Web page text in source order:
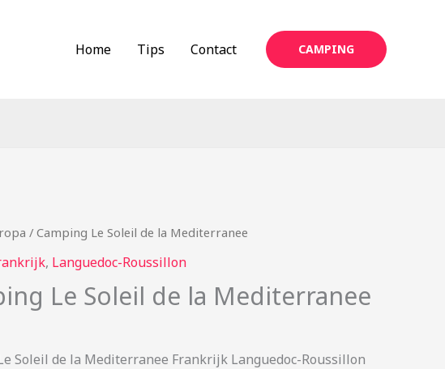
Home Tips Contact CAMPING
/ Camping Le Soleil de la Mediterranee
, Languedoc-Roussillon
Le Soleil de la Mediterranee
Soleil de la Mediterranee Frankrijk Languedoc-Roussillon